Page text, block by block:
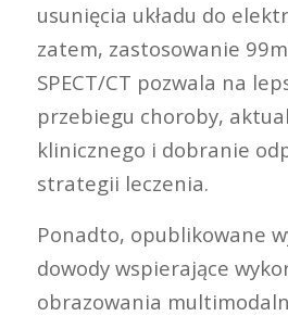
usunięcia układu do
zatem, zastosowanie
SPECT/CT pozwala na
przebiegu choroby,
klinicznego i dobranie
strategii leczenia.
Ponadto, opublikowane
dowody wspierające
obrazowania